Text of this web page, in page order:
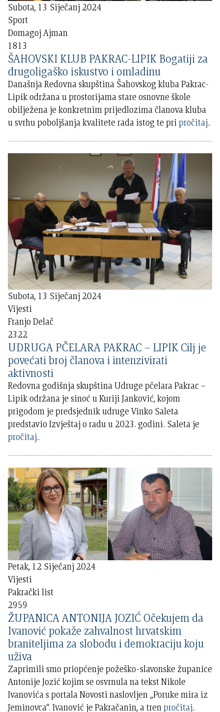
Subota, 13 Siječanj 2024
Sport
Domagoj Ajman
1813
ŠAHOVSKI KLUB PAKRAC-LIPIK Bogatiji za
drugoligaško iskustvo i omladinu
Današnja Redovna skupština Šahovskog kluba Pakrac-
Lipik održana u prostorijama stare osnovne škole
obilježena je konkretnim prijedlozima članova kluba
u svrhu poboljšanja kvalitete rada istog te pripročitaj..
Subota, 13 Siječanj 2024
Vijesti
Franjo Delač
2322
UDRUGA PČELARA PAKRAC – LIPIK Cilj je
povećati broj članova i intenzivirati
aktivnosti
Redovna godišnja skupština Udruge pčelara Pakrac –
Lipik održana je sinoć u Kuriji Janković, kojom
prigodom je predsjednik udruge Vinko Saleta
predstavio Izvještaj o radu u 2023. godini. Saleta je
pročitaj..
Petak, 12 Siječanj 2024
Vijesti
Pakrački list
2959
ŽUPANICA ANTONIJA JOZIĆ Očekujem da
Ivanović pokaže zahvalnost hrvatskim
braniteljima za slobodu i demokraciju koju
uživa
Zaprimili smo priopćenje požeško-slavonske županice
Antonije Jozić kojim se osvrnula na tekst Nikole
Ivanovića s portala Novosti naslovljen „Poruke mira iz
Jeminovca“. Ivanović je Pakračanin, a trenpročitaj..